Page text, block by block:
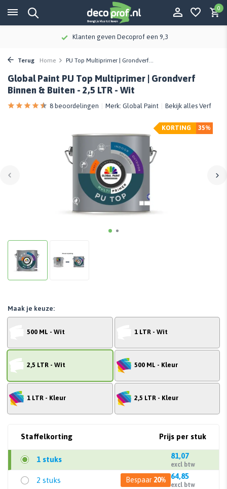
0
Klanten geven Decoprof een 9,3
Terug Home PU Top Multiprimer | Grondverf...
Global Paint PU Top Multiprimer | Grondverf
Binnen & Buiten - 2,5 LTR - Wit
8 beoordelingen Merk: Global Paint Bekijk alles Verf
35%
KORTING
500 ML - Wit 1 LTR - Wit
2,5 LTR - Wit 500 ML - Kleur
1 LTR - Kleur 2,5 LTR - Kleur
Maak je keuze:
Staffelkorting Prijs per stuk
1 stuks 81,07
excl btw
2 stuks Bespaar 20% 64,85
excl btw